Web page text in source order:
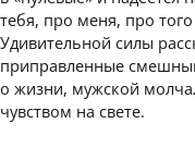
тебя, про меня, про
Удивительной силы
приправленные
о жизни, мужской
чувством на свете.